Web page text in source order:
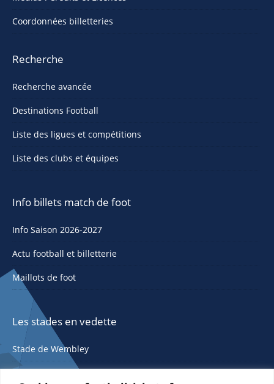
Coordonnées billetteries
Recherche
Recherche avancée
Destinations Football
Liste des ligues et compétitions
Liste des clubs et équipes
Info billets match de foot
Info Saison 2026-2027
Actu football et billetterie
Maillots de foot
Les stades en vedette
Stade de Wembley